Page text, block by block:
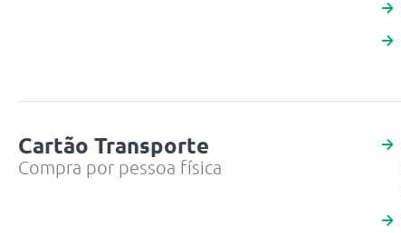
Cartão Transporte
Compra por pessoa física